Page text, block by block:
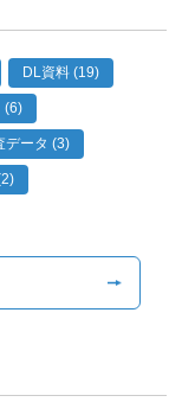
DL資料 (19)
(6)
データ (3)